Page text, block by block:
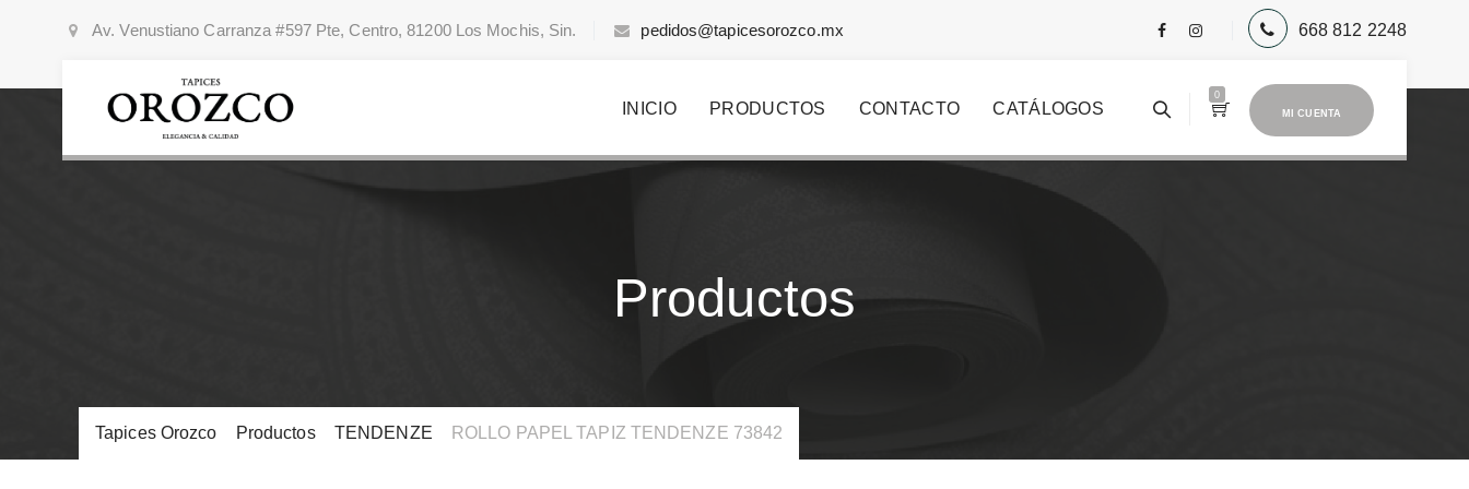
Av. Venustiano Carranza #597 Pte, Centro, 81200 Los Mochis, Sin. pedidos@tapicesorozco.mx 668 812 2248
MI CUENTA
0
INICIO PRODUCTOS CONTACTO CATÁLOGOS
Productos
Tapices Orozco Productos> TENDENZE ROLLO PAPEL TAPIZ TENDENZE 73842